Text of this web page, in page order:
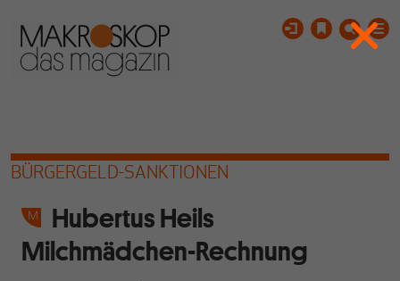
BÜRGERGELD-SANKTIONEN
Hubertus Heils
Milchmädchen-Rechnung